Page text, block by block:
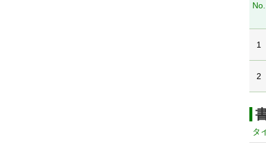
No.
1
2
タ